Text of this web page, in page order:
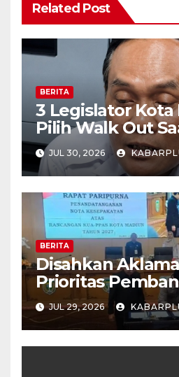
Related Post
BERITA
3 Legislator Kota
Pilih Walk Out
Paripurna
JUL 30, 2026
BERITA
Disahkan
Prioritas
Madiun dalam
APBD 2027
JUL 29, 2026